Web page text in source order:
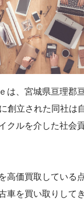
は、宮城県亘理郡
創立された同社は
クルを介した社会
高価買取している
車を買い取りして